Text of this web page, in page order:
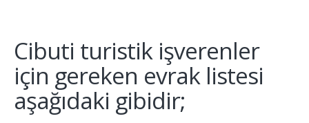
Cibuti turistik işverenler
için gereken evrak listesi
aşağıdaki gibidir;